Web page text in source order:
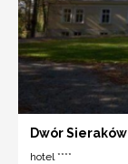
Dwór Sieraków
hotel ****